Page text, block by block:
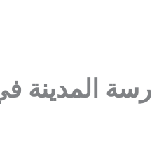
المدينة